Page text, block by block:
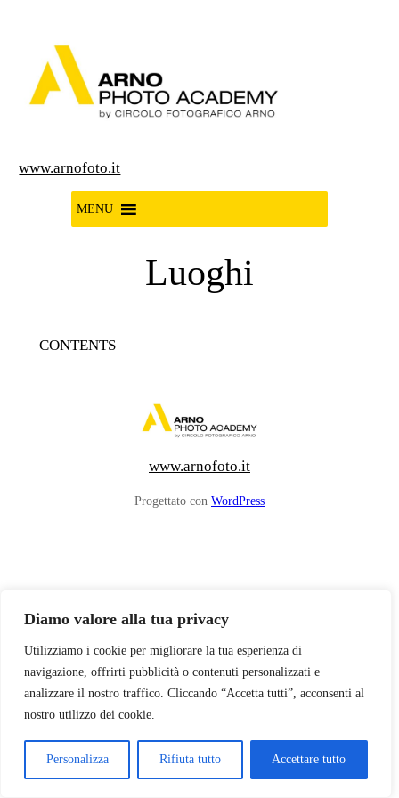
Diamo valore alla tua privacy
Utilizziamo i cookie per migliorare la tua esperienza di
navigazione, offrirti pubblicità o contenuti personalizzati e
analizzare il nostro traffico. Cliccando “Accetta tutti”, acconsenti al
nostro utilizzo dei cookie.
Personalizza Rifiuta tutto Accettare tutto
contenuto
www.arnofoto.it
MENU
Luoghi
CONTENTS
www.arnofoto.it
Progettato con WordPress